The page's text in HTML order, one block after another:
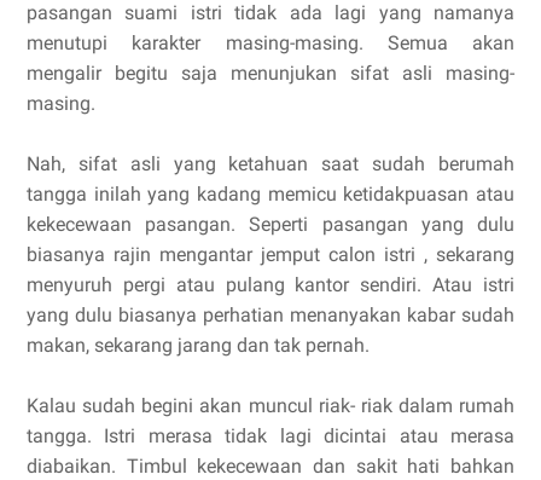
pasangan suami istri tidak ada lagi yang namanya
menutupi karakter masing-masing. Semua akan
mengalir begitu saja menunjukan sifat asli masing-
masing.
Nah, sifat asli yang ketahuan saat sudah berumah
tangga inilah yang kadang memicu ketidakpuasan atau
kekecewaan pasangan. Seperti pasangan yang dulu
biasanya rajin mengantar jemput calon istri , sekarang
menyuruh pergi atau pulang kantor sendiri. Atau istri
yang dulu biasanya perhatian menanyakan kabar sudah
makan, sekarang jarang dan tak pernah.
Kalau sudah begini akan muncul riak- riak dalam rumah
tangga. Istri merasa tidak lagi dicintai atau merasa
diabaikan. Timbul kekecewaan dan sakit hati bahkan